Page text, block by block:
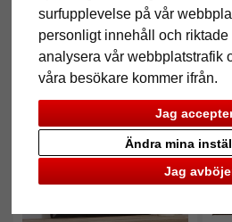
surfupplevelse på vår
personligt innehåll och riktade
analysera vår webbplatstrafik
våra besökare kommer ifrån.
Jag
Jag
Ändra mina
Grid